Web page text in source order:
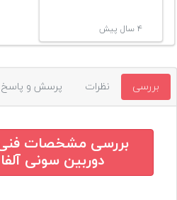
۴ سال پیش
بررسی نظرات پرسش و پاسخ
بررسی مشخصات
دوربین سونی آلفا a5000 بدنه